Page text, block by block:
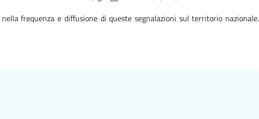
frequenza e diffusione di queste segnalazioni sul territorio nazionale.